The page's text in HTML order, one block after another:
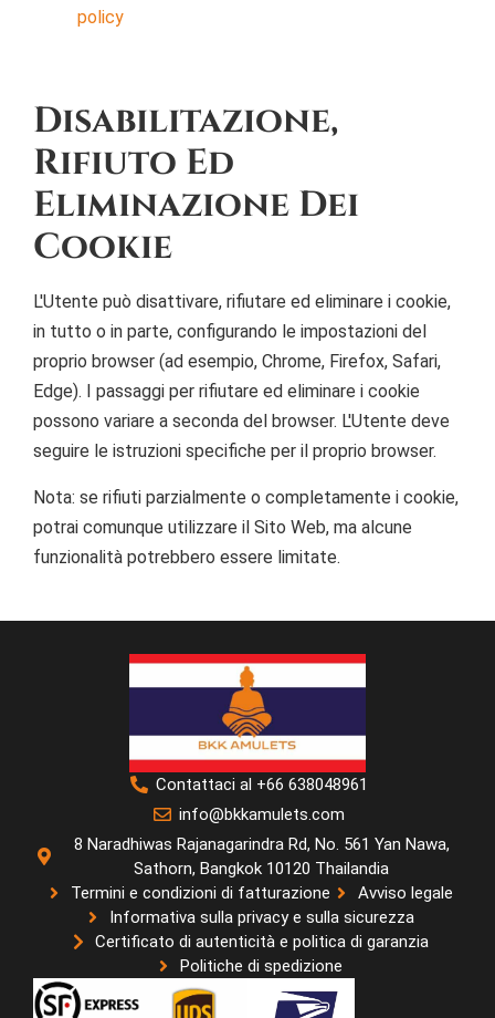
policy
Disabilitazione,
Rifiuto Ed
Eliminazione Dei
Cookie
L'Utente può disattivare, rifiutare ed eliminare i cookie,
in tutto o in parte, configurando le impostazioni del
proprio browser (ad esempio, Chrome, Firefox, Safari,
Edge). I passaggi per rifiutare ed eliminare i cookie
possono variare a seconda del browser. L'Utente deve
seguire le istruzioni specifiche per il proprio browser.
Nota: se rifiuti parzialmente o completamente i cookie,
potrai comunque utilizzare il Sito Web, ma alcune
funzionalità potrebbero essere limitate.
Contattaci al +66 638048961
info@bkkamulets.com
8 Naradhiwas Rajanagarindra Rd, No. 561 Yan Nawa,
Sathorn, Bangkok 10120 Thailandia
Termini e condizioni di fatturazione
Avviso legale
Informativa sulla privacy e sulla sicurezza
Certificato di autenticità e politica di garanzia
Politiche di spedizione